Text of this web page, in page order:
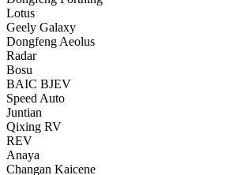
Lotus
Geely Galaxy
Dongfeng Aeolus
Radar
Bosu
BAIC BJEV
Speed Auto
Juntian
Qixing RV
REV
Anaya
Changan Kaicene